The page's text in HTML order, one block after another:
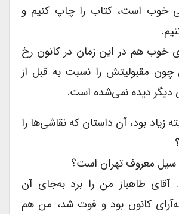
خوب است، کتاب را چاپ کنیم و
خوب هم در این زمان در کانون رخ
مقبولیتش را نسبت به قبل از
دیده نمی‌شده است.
زیاد بود، آن داستان که نقاشی‌ها را
سیل معروف تهران است؟
آقای طاهباز من را برد به‌جای آن
کانون بود و فوت شد، من هم